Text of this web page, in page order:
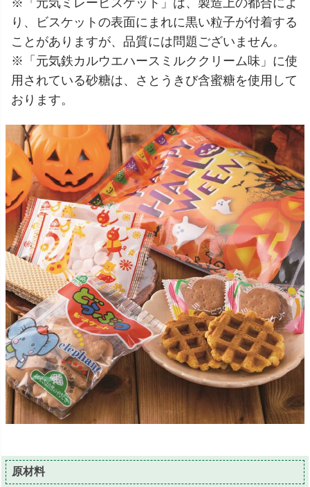
※「元気ミレービスケット」は、製造上の都合によ
り、ビスケットの表面にまれに黒い粒子が付着する
ことがありますが、品質には問題ございません。
※「元気鉄カルウエハースミルククリーム味」に使
用されている砂糖は、さとうきび含蜜糖を使用して
おります。
原材料